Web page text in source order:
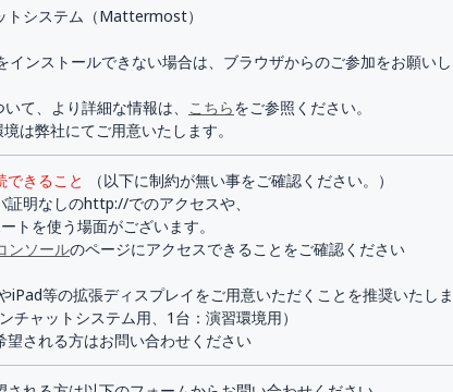
トシステム（Mattermost）
ンストールできない場合は、ブラウザからのご参加をお願い
て、より詳細な情報は、
こちらをご参照ください。
弊社にてご用意いたします。
できること
（以下に制約が無い事をご確認ください。）
明なしのhttp://でのアクセスや、
トを使う場面がございます。
ンソールのページにアクセスできることをご確認ください
iPad等の拡張ディスプレイをご用意いただくことを推奨いたし
ャットシステム用、1台：演習環境用）
される方はお問い合わせください